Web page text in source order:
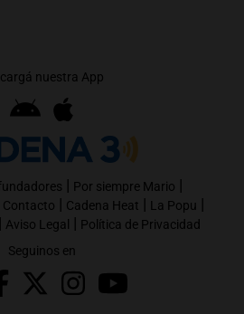
nuestra App
| Por siempre Mario |
Contacto | Cadena Heat | La Popu |
| Aviso Legal | Política de Privacidad
Seguinos en